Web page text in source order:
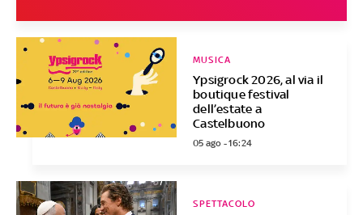
Ypsigrock 2026, al via il
boutique festival
dell’estate a
Castelbuono
MUSICA
05 ago - 16:24
SPETTACOLO